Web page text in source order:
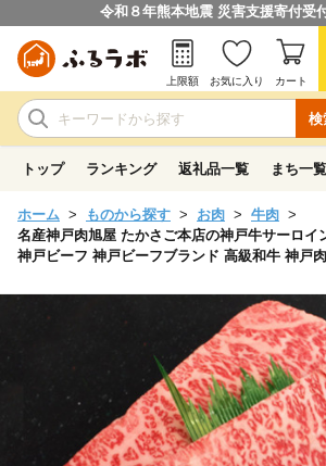
令和８年熊本地震 災害支援寄付受
検
上限額 お気に入り カート
トップ ランキング 返礼品一覧 まち一覧
ホーム ものから探す お肉
牛肉
名産神戸肉旭屋 たかさご本店の神戸牛サーロイ
神戸ビーフ 神戸ビーフブランド 高級和牛 神戸